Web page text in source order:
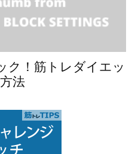
ク！筋トレダイエッ
法